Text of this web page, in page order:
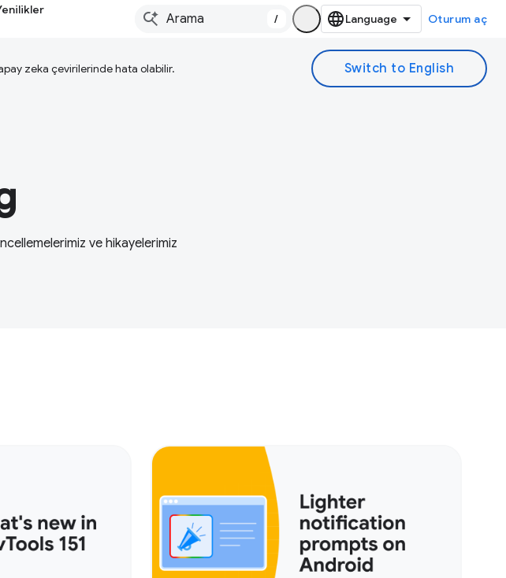
/ Oturum aç
zeka çevirilerinde hata olabilir.
ve hikayelerimiz